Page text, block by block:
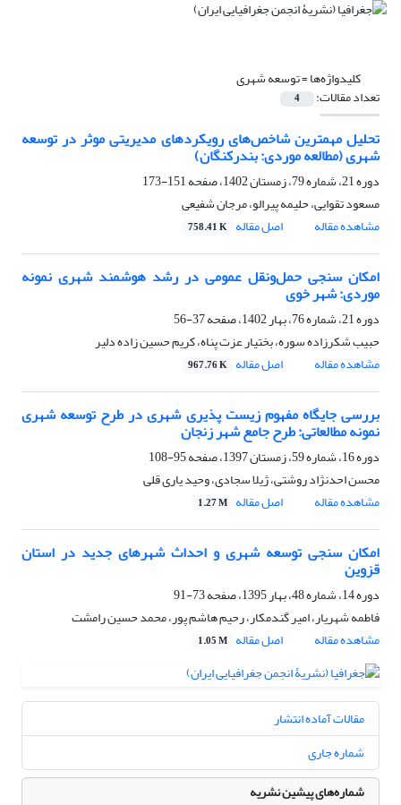
کلیدواژه‌ها =توسعه شهری
تعداد مقالات: 4
تحلیل مهمترین شاخص‌‌های رویکردهای مدیریتی موثر در توسعه
شهری (مطالعه موردی: بندرکنگان)
دوره 21، شماره 79، زمستان 1402، صفحه
151-173
مسعود تقوایی، حلیمه پیرالو، مرجان شفیعی
مشاهده مقاله
اصل مقاله 758.41 K
امکان سنجی حمل‌ونقل عمومی در رشد هوشمند شهری نمونه
موردی: شهر خوی
دوره 21، شماره 76، بهار 1402، صفحه
37-56
حبیب شکرزاده سوره، بختیار عزت پناه، کریم حسین زاده دلیر
مشاهده مقاله
اصل مقاله 967.76 K
بررسی جایگاه مفهوم زیست پذیری شهری در طرح توسعه شهری
نمونه مطالعاتی: طرح جامع شهر زنجان
دوره 16، شماره 59، زمستان 1397، صفحه
95-108
محسن احدنژاد روشتی، ژیلا سجادی، وحید یاری قلی
مشاهده مقاله
اصل مقاله 1.27 M
امکان سنجی توسعه شهری و احداث شهرهای جدید در استان
قزوین
دوره 14، شماره 48، بهار 1395، صفحه
73-91
فاطمه شهریار، امیر گندمکار، رحیم هاشم پور، محمد حسین رامشت
مشاهده مقاله
اصل مقاله 1.05 M
مقالات آماده انتشار
شماره جاری
شماره‌های پیشین نشریه